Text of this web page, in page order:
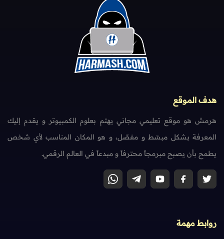
هدف الموقع
هرمش هو موقع تعليمي مجاني يهتم بعلوم الكمبيوتر و يقدم إليك
المعرفة بشكل مبسّط و مفصّل، و هو المكان المناسب لأي شخص
يطمح بأن يصبح مبرمجاً محترفاً و مبدعاً في العالم الرقمي.
روابط مهمة